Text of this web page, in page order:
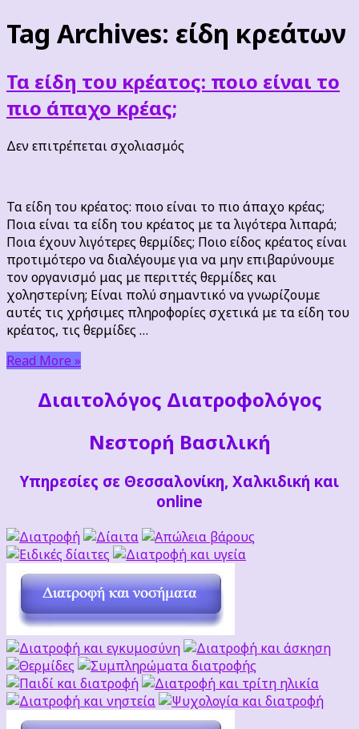
Tag Archives: είδη κρεάτων
Τα είδη του κρέατος: ποιο είναι το
πιο άπαχο κρέας;
Δεν επιτρέπεται σχολιασμός
κρέατος:
ποιο
είναι
το
πιο
άπαχο
κρέας;
Τα είδη του κρέατος: ποιο είναι το πιο άπαχο κρέας;
Ποια είναι τα είδη του κρέατος με τα λιγότερα λιπαρά;
Ποια έχουν λιγότερες θερμίδες; Ποιο είδος κρέατος είναι
προτιμότερο να διαλέγουμε για να μην επιβαρύνουμε
τον οργανισμό μας με περιττές θερμίδες και
χοληστερίνη; Είναι πολύ σημαντικό να γνωρίζουμε
αυτές τις χρήσιμες πληροφορίες σχετικά με τα είδη του
κρέατος, τις θερμίδες …
Read More »
Διαιτoλόγος Διατροφολόγος
Νεστορή Βασιλική
Υπηρεσίες σε Θεσσαλονίκη, Χαλκιδική και
online